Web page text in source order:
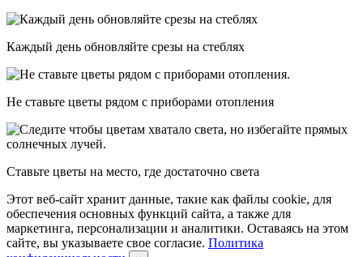
Каждый день обновляйте срезы на стеблях
Не ставьте цветы рядом с приборами отопления
Ставьте цветы на место, где достаточно света
Этот веб-сайт хранит данные, такие как файлы cookie, для
обеспечения основных функций сайта, а также для
маркетинга, персонализации и аналитики. Оставаясь на этом
сайте, вы указываете свое согласие. Политика